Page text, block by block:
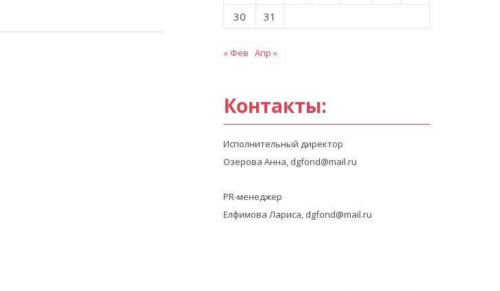
30
31
« Фев Апр »
Контакты:
Исполнительный директор
Озерова Анна, dgfond@mail.ru
PR-менеджер
Елфимова Лариса, dgfond@mail.ru